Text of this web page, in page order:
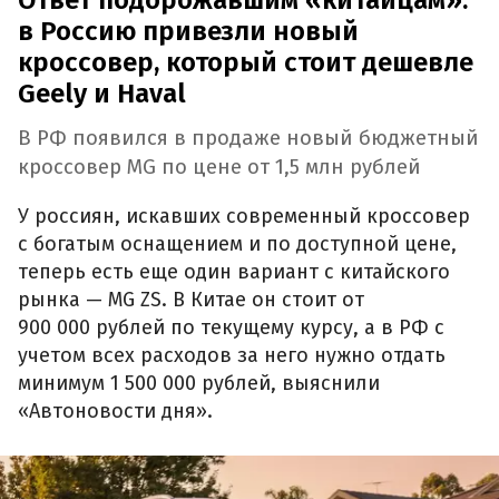
в Россию привезли новый
кроссовер, который стоит дешевле
Geely и Haval
В РФ появился в продаже новый бюджетный
кроссовер MG по цене от 1,5 млн рублей
У россиян, искавших современный кроссовер
с богатым оснащением и по доступной цене,
теперь есть еще один вариант с китайского
рынка — MG ZS. В Китае он стоит от
900 000 рублей по текущему курсу, а в РФ с
учетом всех расходов за него нужно отдать
минимум 1 500 000 рублей, выяснили
«Автоновости дня».